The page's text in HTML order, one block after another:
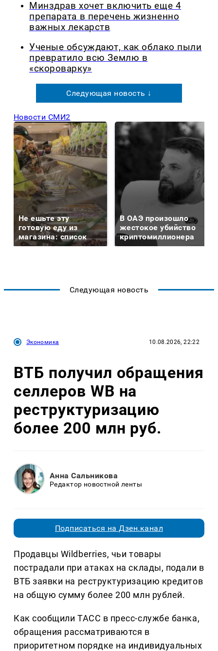
Минздрав хочет включить еще 4
препарата в перечень жизненно
важных лекарств
Ученые обсуждают, как облако пыли
превратило всю Землю в
«скороварку»
Следующая новость ↓
Новости СМИ2
Не ешьте эту
готовую еду из
магазина: список
В ОАЭ произошло
жестокое убийство
криптомиллионера
Следующая новость
Экономика 10.08.2026, 22:22
ВТБ получил обращения
селлеров WB на
реструктуризацию
более 200 млн руб.
Анна Сальникова
Редактор новостной ленты
Подписаться на Дзен.канал
Продавцы Wildberries, чьи товары
пострадали при атаках на склады, подали в
ВТБ заявки на реструктуризацию кредитов
на общую сумму более 200 млн рублей.
Как сообщили ТАСС в пресс-службе банка,
обращения рассматриваются в
приоритетном порядке на индивидуальных